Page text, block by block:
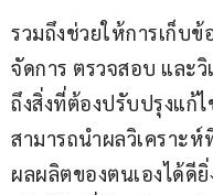
รวมถึงช่วยให้การเก็บข้
จัดการ ตรวจสอบ และ
ถึงสิ่งที่ต้องปรับปรุงแก้ไ
สามารถนำผลวิเคราะ
ผลผลิตของตนเองได้ดียิ่